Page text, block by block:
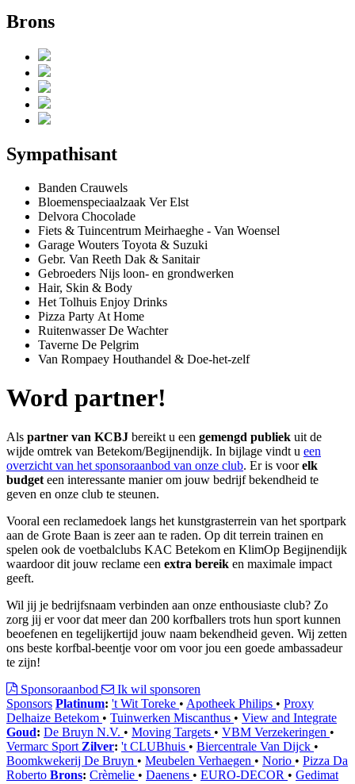
Brons
Sympathisant
Banden Crauwels
Bloemenspeciaalzaak Ver Elst
Delvora Chocolade
Fiets & Tuincentrum Meirhaeghe - Van Woensel
Garage Wouters Toyota & Suzuki
Gebr. Van Reeth Dak & Sanitair
Gebroeders Nijs loon- en grondwerken
Hair, Skin & Body
Het Tolhuis Enjoy Drinks
Pizza Party At Home
Ruitenwasser De Wachter
Taverne De Pelgrim
Van Rompaey Houthandel & Doe-het-zelf
Word partner!
Als partner van KCBJ bereikt u een gemengd publiek uit de
wijde omtrek van Betekom/Begijnendijk. In bijlage vindt u een
overzicht van het sponsoraanbod van onze club. Er is voorelk
budget een interessante manier om jouw bedrijf bekendheid te
geven en onze club te steunen.
Vooral een reclamedoek langs het kunstgrasterrein van het sportpark
aan de Grote Baan is zeer aan te raden. Op dit terrein trainen en
spelen ook de voetbalclubs KAC Betekom en KlimOp Begijnendijk
waardoor dit jouw reclame een extra bereik en maximale impact
geeft.
Wil jij je bedrijfsnaam verbinden aan onze enthousiaste club? Zo
zorg jij er voor dat meer dan 200 korfballers trots hun sport kunnen
beoefenen en tegelijkertijd jouw naam bekendheid geven. Wij zetten
ons beste korfbal-beentje voor om voor jou een goede ambassadeur
te zijn!
Sponsoraanbod
Ik wil sponsoren
Sponsors Platinum: 't Wit Toreke • Apotheek Philips • Proxy
Delhaize Betekom • Tuinwerken Miscanthus • View and Integrate
Goud: De Bruyn N.V. • Moving Targets • VBM Verzekeringen •
Vermarc Sport Zilver: 't CLUBhuis • Biercentrale Van Dijck •
Boomkwekerij De Bruyn • Meubelen Verhaegen • Norio • Pizza Da
Roberto Brons: Crèmelie • Daenens • EURO-DECOR • Gedimat